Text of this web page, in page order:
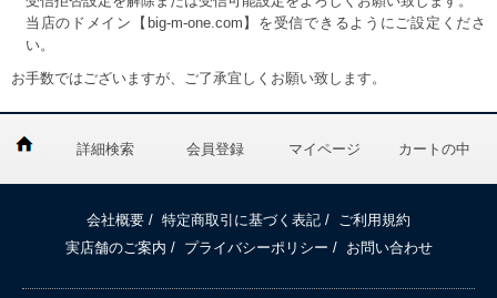
当店のドメイン【big-m-one.com】を受信できるようにご設定くださ
い。
お手数ではございますが、ご了承宜しくお願い致します。
詳細検索 会員登録 マイページ カートの中
会社概要 / 特定商取引に基づく表記 /
ご利用規約
実店舗のご案内 / プライバシーポリシー / お問い合わせ